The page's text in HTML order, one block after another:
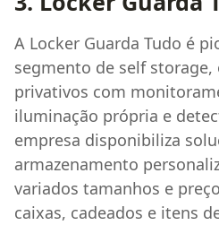
A Locker Guarda Tudo é
segmento de self storage,
privativos com
iluminação própria e
empresa disponibiliza
armazenamento
variados tamanhos e
caixas, cadeados e itens